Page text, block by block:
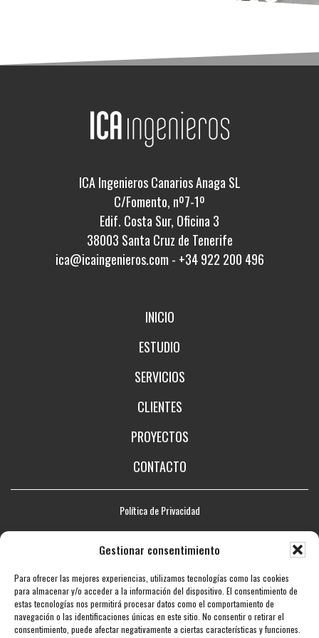
Gestionar consentimiento
Para ofrecer las mejores experiencias, utilizamos tecnologías como las cookies
para almacenar y/o acceder a la información del dispositivo. El consentimiento de
estas tecnologías nos permitirá procesar datos como el comportamiento de
navegación o las identificaciones únicas en este sitio. No consentir o retirar el
consentimiento, puede afectar negativamente a ciertas características y funciones.
ICA Ingenieros Canarios Anaga SL
C/Fomento, nº7-1º
Edif. Costa Sur, Oficina 3
38003 Santa Cruz de Tenerife
ica@icaingenieros.com - +34 922 200 496
INICIO
ESTUDIO
SERVICIOS
CLIENTES
PROYECTOS
CONTACTO
Política de Privacidad
Aviso legal
Mapa web
Accesibilidad